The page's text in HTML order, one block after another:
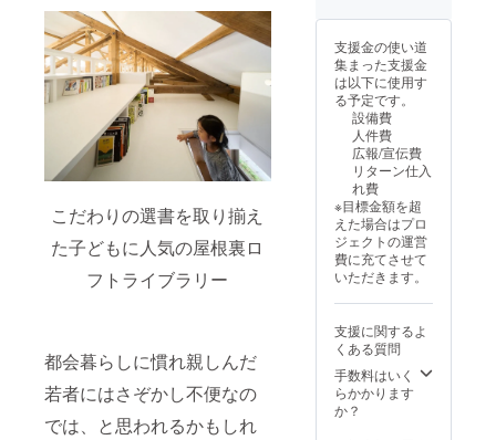
こだわりの選書を取り揃え
た子どもに人気の屋根裏ロ
フトライブラリー
都会暮らしに慣れ親しんだ
若者にはさぞかし不便なの
では、と思われるかもしれ
確認の
上、ご
予約時
に適用
させて
いただ
きま
す。 ※
ご予約
時にク
ラウド
ファン
ディン
グで支
援した
旨をご
連絡く
い。
中止す
があり
ます。
その場
合も返
金はい
たしか
ねます
ので、
じめご
了承く
ださ
い。発
生した
キャン
用を含
む本プ
ロジェ
クトの
活動費
お名前
名・個
人名）
は、備
考欄に
正確に
ご記入
くださ
い。掲
希望さ
れない
場合は
その旨
をご記
入くだ
※企業の
方は、
ロゴの
掲載も
可能で
（10:00
17:00）
※アル
コール
は別途
料金と
なりま
す。ご
希望の
事前に
ご相談
くださ
い。 ※
ご利用
可能時
10:00〜
17:00の
間で1日
となり
ます。
アート
記念イ
ベント
などに
最適。
宿泊は
最大20
名まで
可能
2食付き
の充実
した内
容と
なって
いま
プラン
内容＞
・
yodge
の全館
支援金の使い道
集まった支援金
は以下に使用す
る予定です。
設備費
人件費
広報/宣伝費
リターン仕入
れ費
※目標金額を超
えた場合はプロ
ジェクトの運営
費に充てさせて
いただきます。
支援に関するよ
くある質問
手数料はいく
らかかります
か？